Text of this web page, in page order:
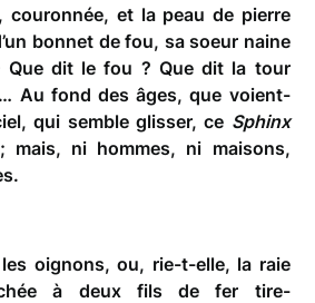
couronnée, et la peau de pierre
bonnet de fou, sa soeur naine
dit le fou ? Que dit la tour
Au fond des âges, que voient-
qui semble glisser, ce Sphinx
mais, ni hommes, ni maisons,
oignons, ou, rie-t-elle, la raie
à deux fils de fer tire-